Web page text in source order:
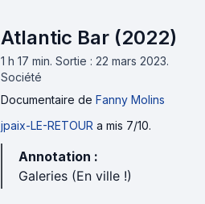
Atlantic Bar (2022)
1 h 17 min. Sortie : 22 mars 2023.
Société
Documentaire de Fanny Molins
jpaix-LE-RETOUR a mis 7/10.
Annotation :
Galeries (En ville !)